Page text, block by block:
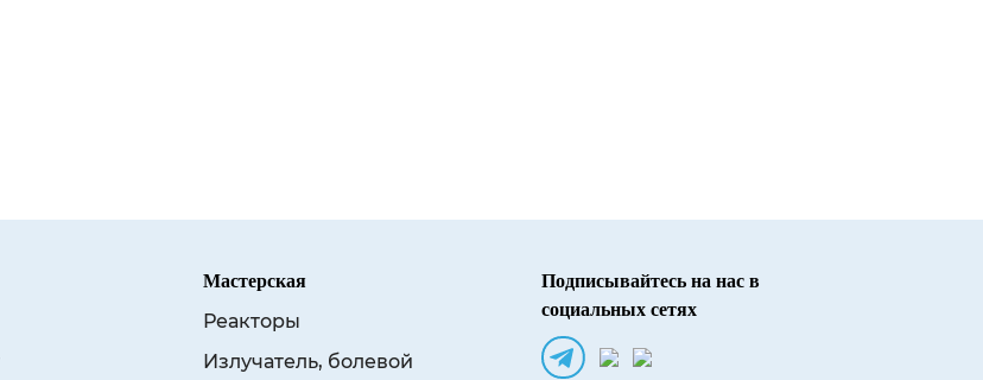
Мастерская
Реакторы
Излучатель, болевой
Подписывайтесь на нас в
социальных сетях